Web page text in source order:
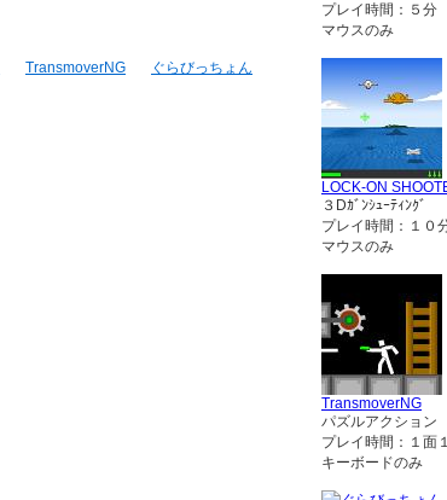
TransmoverNG
ぐらびっちょん
プレイ時間：５分
マウスのみ
LOCK-ON
３Dｶﾞﾝｼｭｰﾃｨﾝｸﾞ
プレイ時間：１０
マウスのみ
TransmoverNG
パズルアクション
プレイ時間：１面
キーボードのみ